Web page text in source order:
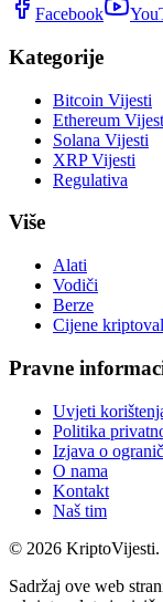
Facebook
Kategorije
Bitcoin Vijesti
Ethereum
Solana Vijesti
XRP Vijesti
Regulativa
Više
Alati
Vodiči
Berze
Cijene
Pravne
Uvjeti
Politika
Izjava o
O nama
Kontakt
Naš tim
© 2026 KriptoVijesti.
Sadržaj ove web